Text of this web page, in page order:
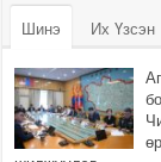
Шинэ Их Үзсэн